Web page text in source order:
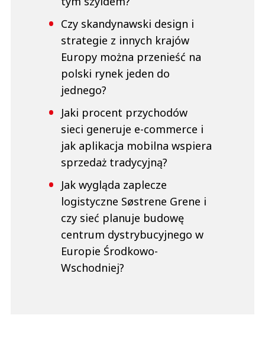
Czy skandynawski design i
strategie z innych krajów
Europy można przenieść na
polski rynek jeden do
jednego?
Jaki procent przychodów
sieci generuje e-commerce i
jak aplikacja mobilna wspiera
sprzedaż tradycyjną?
Jak wygląda zaplecze
logistyczne Søstrene Grene i
czy sieć planuje budowę
centrum dystrybucyjnego w
Europie Środkowo-
Wschodniej?